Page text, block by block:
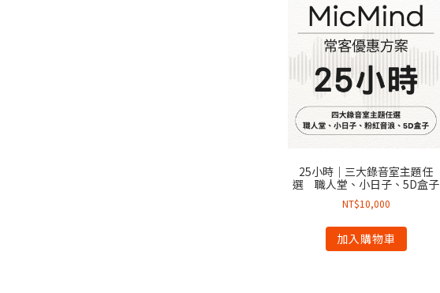
25小時｜三大錄音室主題任
選 職人堂、小日子、5D盒子
NT$10,000
加入購物車